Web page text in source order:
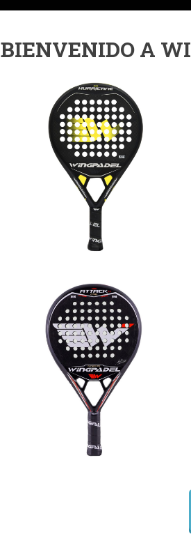
BIENVENIDO A
Wingpadel Air
Hurricane
Wingpadel Air
Attack 3.0 Ctrl